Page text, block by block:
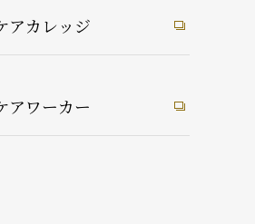
アカレッジ
アワーカー